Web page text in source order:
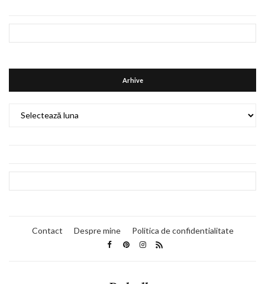
Arhive
Contact Despre mine Politica de confidentialitate